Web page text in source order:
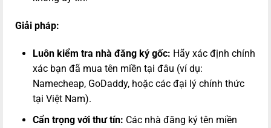
Giải pháp:
Luôn kiểm tra nhà đăng ký gốc: Hãy xác định chính
xác bạn đã mua tên miền tại đâu (ví dụ:
Namecheap, GoDaddy, hoặc các đại lý chính thức
tại Việt Nam).
Cẩn trọng với thư tín: Các nhà đăng ký tên miền